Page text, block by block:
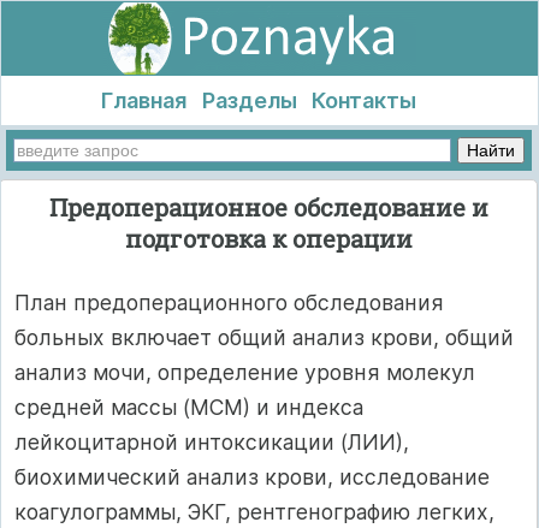
Главная Разделы Контакты
Предоперационное обследование и
подготовка к операции
План предоперационного обследования
больных включает общий анализ крови, общий
анализ мочи, определение уровня молекул
средней массы (МСМ) и индекса
лейкоцитарной интоксикации (ЛИИ),
биохимический анализ крови, исследование
коагулограммы, ЭКГ, рентгенографию легких,